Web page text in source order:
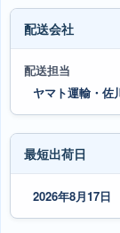
配送会社
配送担当
ヤマト運輸・佐
最短出荷日
2026年8月17日